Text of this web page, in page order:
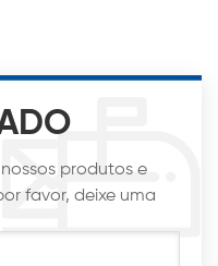
produtos e
favor, deixe uma